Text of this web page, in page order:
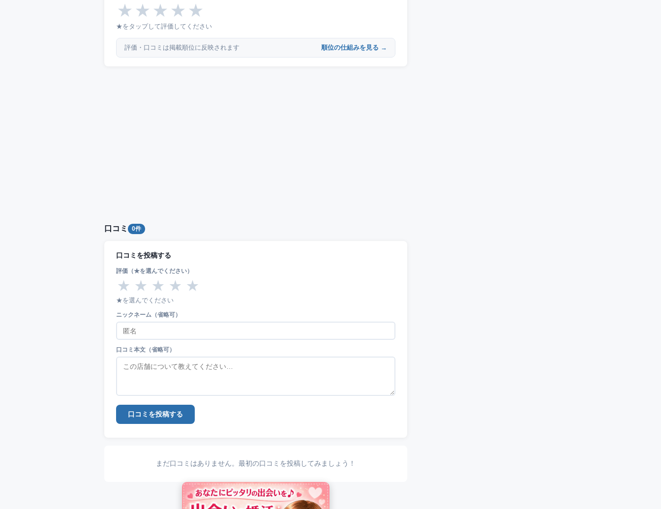
★ ★ ★ ★ ★
★をタップして評価してください
評価・口コミは掲載順位に反映されます 順位の仕組みを見る →
口コミ 0件
口コミを投稿する
評価（★を選んでください）
★ ★ ★ ★ ★
★を選んでください
ニックネーム（省略可）
口コミ本文（省略可）
口コミを投稿する
まだ口コミはありません。最初の口コミを投稿してみましょう！